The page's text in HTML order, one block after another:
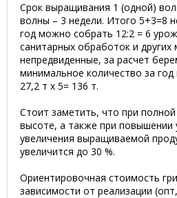
Срок выращивания 1 (одной)
волны – 3 недели. Итого 5+3=8
год можно собрать 12:2 = 6
санитарных обработок и
непредвиденные, за расчет
минимальное количество за
27,2 т х 5= 136 т.
Стоит заметить, что при полной
высоте, а также при повышении
увеличения выращиваемой
увеличится до 30 %.
Ориентировочная стоимость
зависимости от реализации